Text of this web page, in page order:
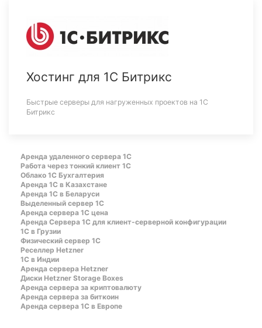
Хостинг для 1С Битрикс
Быстрые серверы для нагруженных проектов на 1С
Битрикс
Аренда удаленного сервера 1С
Работа через тонкий клиент 1С
Облако 1С Бухгалтерия
Аренда 1С в Казахстане
Аренда 1С в Беларуси
Выделенный сервер 1С
Аренда сервера 1С цена
Aренда Сервера 1С для клиент-серверной конфигурации
1С в Грузии
Физический сервер 1С
Реселлер Hetzner
1С в Индии
Аренда сервера Hetzner
Диски Hetzner Storage Boxes
Аренда сервера за криптовалюту
Аренда сервера за биткоин
Аренда сервера 1С в Европе